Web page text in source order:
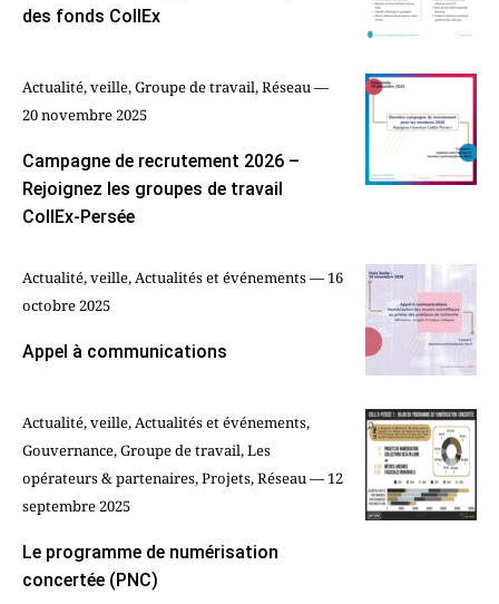
des fonds CollEx
Actualité, veille, Groupe de travail, Réseau —
20 novembre 2025
Campagne de recrutement 2026 –
Rejoignez les groupes de travail
CollEx-Persée
Actualité, veille, Actualités et événements — 16
octobre 2025
Appel à communications
Actualité, veille, Actualités et événements,
Gouvernance, Groupe de travail, Les
opérateurs & partenaires, Projets, Réseau — 12
septembre 2025
Le programme de numérisation
concertée (PNC)